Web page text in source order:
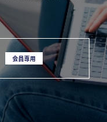
会員専用